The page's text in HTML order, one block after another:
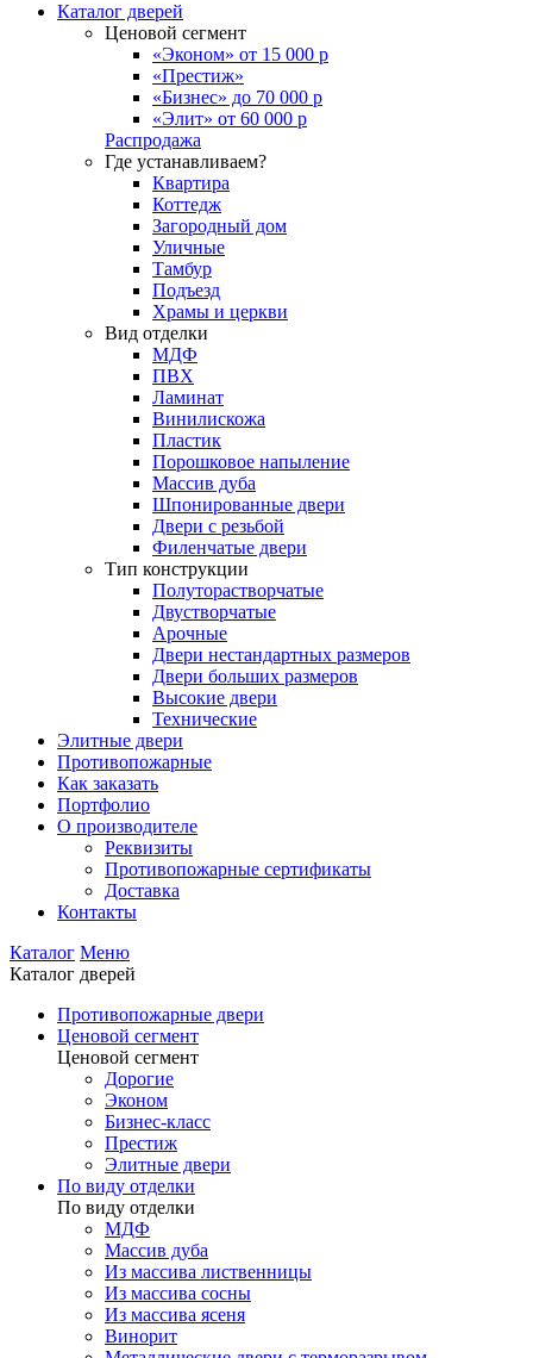
Каталог дверей
Ценовой сегмент
«Эконом» от 15 000 р
«Престиж»
«Бизнес» до 70 000 р
«Элит» от 60 000 р
Распродажа
Где устанавливаем?
Квартира
Коттедж
Загородный дом
Уличные
Тамбур
Подъезд
Храмы и церкви
Вид отделки
МДФ
ПВХ
Ламинат
Винилискожа
Пластик
Порошковое напыление
Массив дуба
Шпонированные двери
Двери с резьбой
Филенчатые двери
Тип конструкции
Полуторастворчатые
Двустворчатые
Арочные
Двери нестандартных размеров
Двери больших размеров
Высокие двери
Технические
Элитные двери
Противопожарные
Как заказать
Портфолио
О производителе
Реквизиты
Противопожарные сертификаты
Доставка
Контакты
Каталог Меню
Каталог дверей
Противопожарные двери
Ценовой сегмент
Ценовой сегмент
Дорогие
Эконом
Бизнес-класс
Престиж
Элитные двери
По виду отделки
По виду отделки
МДФ
Массив дуба
Из массива лиственницы
Из массива сосны
Из массива ясеня
Винорит